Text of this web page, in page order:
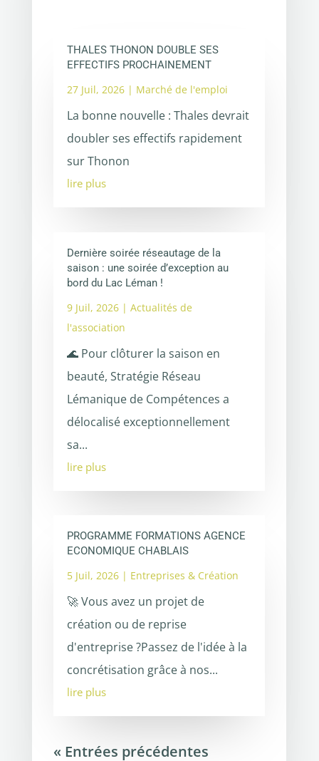
THALES THONON DOUBLE SES
EFFECTIFS PROCHAINEMENT
27 Juil, 2026| Marché de l'emploi
La bonne nouvelle : Thales devrait
doubler ses effectifs rapidement
sur Thonon
lire plus
Dernière soirée réseautage de la
saison : une soirée d’exception au
bord du Lac Léman !
9 Juil, 2026| Actualités de
l'association
🌊 Pour clôturer la saison en
beauté, Stratégie Réseau
Lémanique de Compétences a
délocalisé exceptionnellement
sa...
lire plus
PROGRAMME FORMATIONS AGENCE
ECONOMIQUE CHABLAIS
5 Juil, 2026| Entreprises & Création
🚀 Vous avez un projet de
création ou de reprise
d'entreprise ?Passez de l'idée à la
concrétisation grâce à nos...
lire plus
« Entrées précédentes